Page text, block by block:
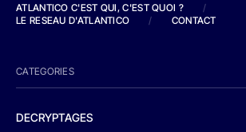
ATLANTICO C'EST QUI, C'EST QUOI ?
/
LE RESEAU D'ATLANTICO
/ CONTACT
CATEGORIES
DECRYPTAGES